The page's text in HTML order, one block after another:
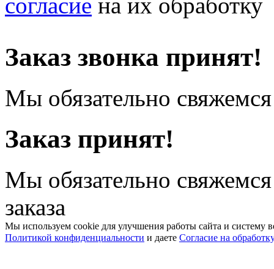
согласие на их обработку
Заказ звонка принят!
Мы обязательно
Заказ принят!
Мы обязательно
заказа
Мы используем cookie для улучшения работы сайта и систему
Политикой конфиденциальности и даете Согласие на